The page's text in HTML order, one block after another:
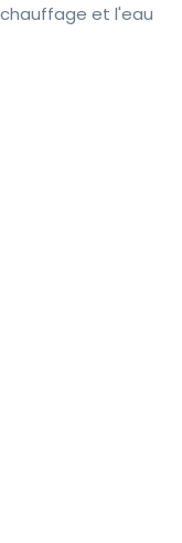
et l'eau